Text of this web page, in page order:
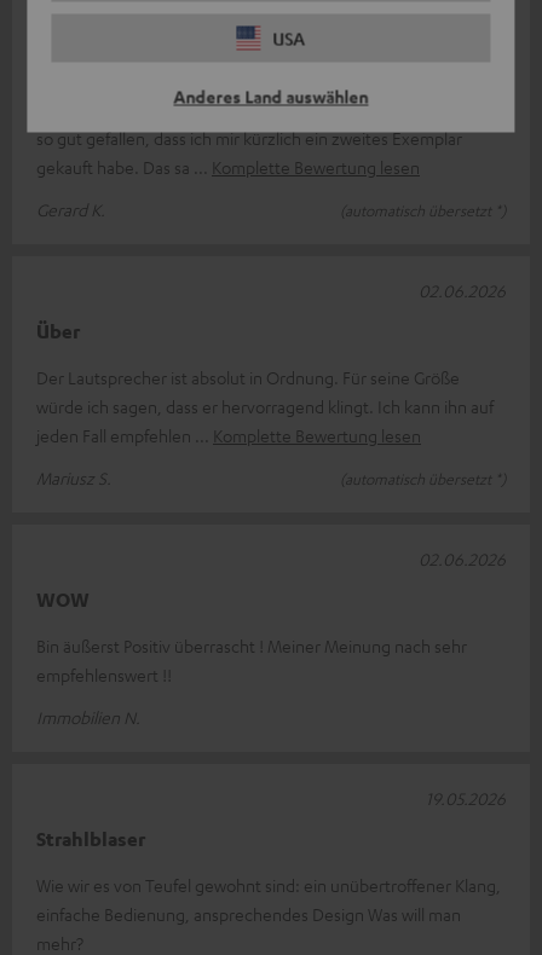
USA
Anderes Land auswählen
Ein Lautsprecher der Spitzenklasse: Das ist schon
Ich besaß bereits einen Teufel Motive Home, und der hat mir
so gut gefallen, dass ich mir kürzlich ein zweites Exemplar
gekauft habe. Das sa
Komplette Bewertung lesen
Gerard K.
(automatisch übersetzt *)
Über
Der Lautsprecher ist absolut in Ordnung. Für seine Größe
würde ich sagen, dass er hervorragend klingt. Ich kann ihn auf
jeden Fall empfehlen
Komplette Bewertung lesen
Mariusz S.
(automatisch übersetzt *)
02.06.2026
WOW
Bin äußerst Positiv überrascht ! Meiner Meinung nach sehr
empfehlenswert !!
Immobilien N.
02.06.2026
Strahlblaser
Wie wir es von Teufel gewohnt sind: ein unübertroffener Klang,
einfache Bedienung, ansprechendes Design Was will man
mehr?
19.05.2026